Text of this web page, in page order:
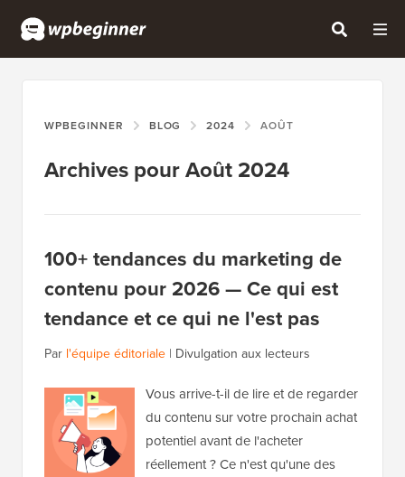
WPBEGINNER BLOG 2024 AOÛT
Archives pour Août 2024
100+ tendances du marketing de
contenu pour 2026 — Ce qui est
tendance et ce qui ne l'est pas
Par l'équipe éditoriale | Divulgation aux lecteurs
Vous arrive-t-il de lire et de regarder
du contenu sur votre prochain achat
potentiel avant de l'acheter
réellement ? Ce n'est qu'une des